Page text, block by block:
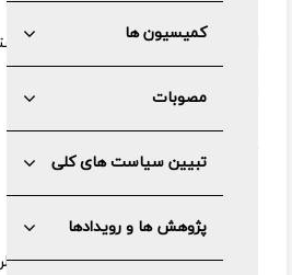
کمیسیون ها
مصوبات
تبیین سیاست های کلی
پژوهش ها و رویدادها
ایده اولیه سیاست‌های کلی برنامه
تعداد بند: ۱۴
بسم الله الرحمن